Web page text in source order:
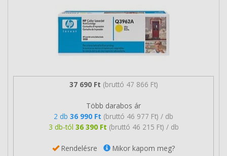
37 690 Ft (bruttó 47 866 Ft)
Több darabos ár
2 db 36 990 Ft (bruttó 46 977 Ft) / db
3 db-tól 36 390 Ft (bruttó 46 215 Ft) / db
Rendelésre Mikor kapom meg?